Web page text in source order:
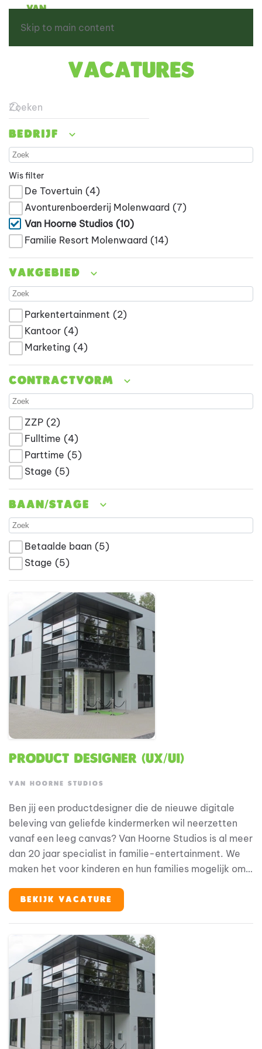
Skip to main content
Vacatures
Bedrijf
Wis filter
De Tovertuin (4)
Avonturenboerderij Molenwaard (7)
Van Hoorne Studios (10)
Familie Resort Molenwaard (14)
Vakgebied
Parkentertainment (2)
Kantoor (4)
Marketing (4)
Contractvorm
ZZP (2)
Fulltime (4)
Parttime (5)
Stage (5)
Baan/stage
Betaalde baan (5)
Stage (5)
Product Designer (UX/UI)
VAN HOORNE STUDIOS
Ben jij een productdesigner die de nieuwe digitale
beleving van geliefde kindermerken wil neerzetten
vanaf een leeg canvas? Van Hoorne Studios is al meer
dan 20 jaar specialist in familie-entertainment. We
maken het voor kinderen en hun families mogelijk om
moment. We zijn eigenaar van geliefde merken als
Fien & Teun, Woezel & Pip en Mike & Molly, en werken
films en tv tot merchandise, licensing en onze eigen
parken en resorts (Avonturenboerderij Molenwaard,
Familie Resort Molenwaard en De Tovertuin). We
bouwen aan een centraal klantplatform dat al onze
merken, concepten en gastcontacten samenbrengt:
apps, websites en een centrale hub voor accounts,
aankopen, content, sparen en meer. Een greenfield-
BEKIJK VACATURE